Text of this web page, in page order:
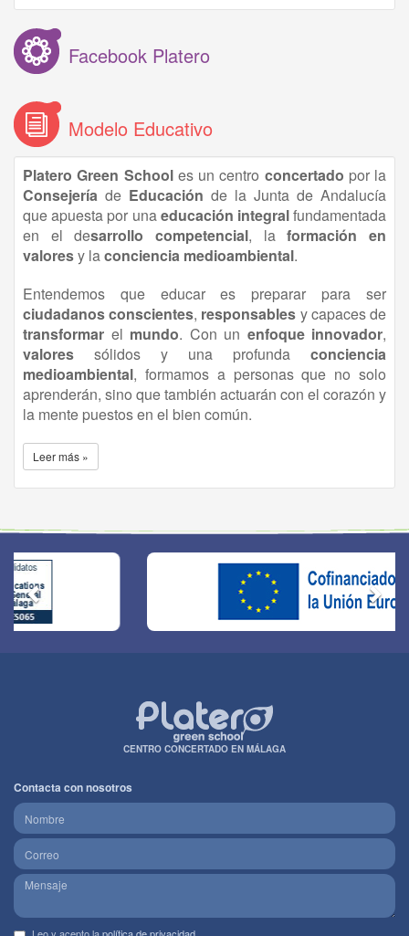
Facebook Platero
Modelo Educativo
Platero Green Schooles un centro concertado por la
Consejería de Educación de la Junta de Andalucía
que apuesta por unaeducación integralfundamentada
en el desarrollo competencial, laformación en
valoresy laconciencia medioambiental.
Entendemos que educar es preparar para ser
ciudadanos conscientes, responsables y capaces de
transformar el mundo. Con un enfoque innovador,
valores sólidos y una profunda conciencia
medioambiental, formamos a personas que no solo
aprenderán, sino que también actuarán con el corazón y
la mente puestos en el bien común.
Leer más »
CENTRO CONCERTADO EN MÁLAGA
Contacta con nosotros